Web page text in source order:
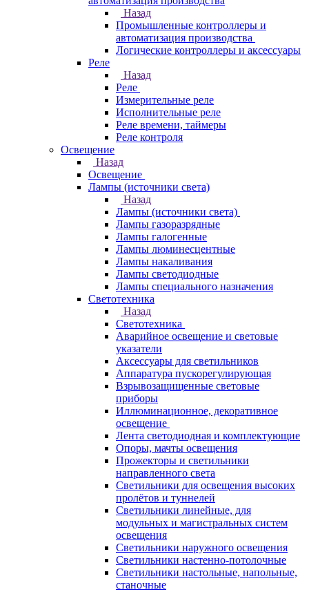
Назад
Промышленные контроллеры и
автоматизация производства
Логические контроллеры и аксессуары
Реле
Назад
Реле
Измерительные реле
Исполнительные реле
Реле времени, таймеры
Реле контроля
Освещение
Назад
Освещение
Лампы (источники света)
Назад
Лампы (источники света)
Лампы газоразрядные
Лампы галогенные
Лампы люминесцентные
Лампы накаливания
Лампы светодиодные
Лампы специального назначения
Светотехника
Назад
Светотехника
Аварийное освещение и световые
указатели
Аксессуары для светильников
Аппаратура пускорегулирующая
Взрывозащищенные световые
приборы
Иллюминационное, декоративное
освещение
Лента светодиодная и комплектующие
Опоры, мачты освещения
Прожекторы и светильники
направленного света
Светильники для освещения высоких
пролётов и туннелей
Светильники линейные, для
модульных и магистральных систем
освещения
Светильники наружного освещения
Светильники настенно-потолочные
Светильники настольные, напольные,
станочные